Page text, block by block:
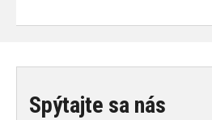
Spýtajte sa nás